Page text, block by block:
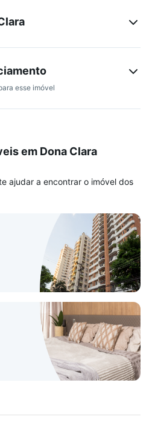
de garagem cobertas sob pilotis,
revestido com portão
garagem. Localizada a 50 m da
a todo comércio da região.
esse imóvel
em Dona Clara
ajudar a encontrar o imóvel dos